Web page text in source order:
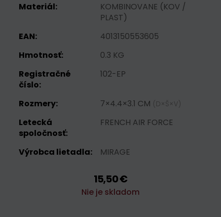
Materiál:
KOMBINOVANE (KOV /
PLAST)
EAN:
4013150553605
Hmotnosť:
0.3 KG
Registračné
číslo:
102-EP
Rozmery: 7×4.4×3.1 CM (D×Š×V)
Letecká
spoločnosť:
FRENCH AIR FORCE
Výrobca lietadla: MIRAGE
15,50 €
Nie je skladom